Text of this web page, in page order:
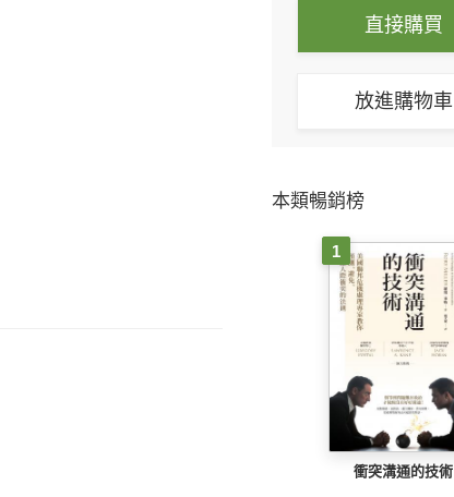
直接購買
放進購物車
本類暢銷榜
1
衝突溝通的技術